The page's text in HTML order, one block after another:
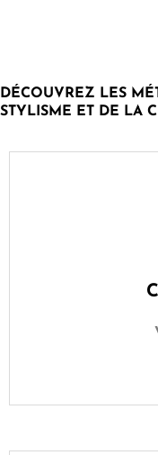
DÉCOUVREZ LES
STYLISME ET DE LA